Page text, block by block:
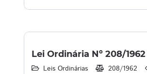
Lei Ordinária Nº 208/1962
Leis Ordinárias 208/1962